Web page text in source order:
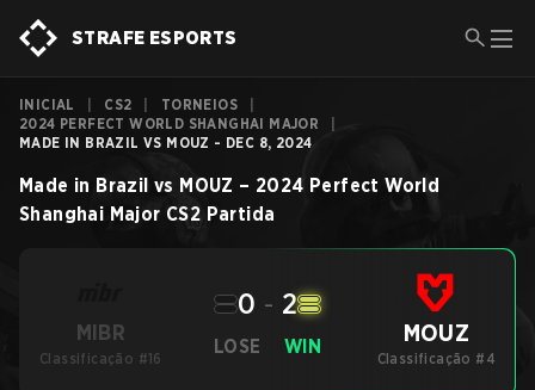
STRAFE ESPORTS
INICIAL CS2 TORNEIOS
2024 PERFECT WORLD SHANGHAI MAJOR
MADE IN BRAZIL VS MOUZ - DEC 8, 2024
Made in Brazil vs MOUZ – 2024 Perfect World
Shanghai Major CS2 Partida
MIBR
Classificação #16
LOSE
0 - 2
WIN MOUZ
Classificação #4